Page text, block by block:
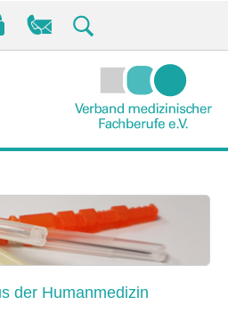
der Humanmedizin